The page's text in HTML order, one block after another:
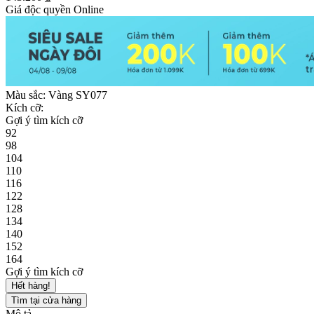
Giá độc quyền Online
Màu sắc: Vàng SY077
Kích cỡ:
Gợi ý tìm kích cỡ
92
98
104
110
116
122
128
134
140
152
164
Gợi ý tìm kích cỡ
Hết hàng!
Tìm tại cửa hàng